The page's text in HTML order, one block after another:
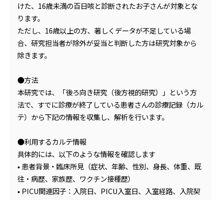
けた、16歳未満の百日咳と診断されたお子さんが対象とな
ります。
ただし、16歳以上の方、著しくデータが不足している場
合、研究担当者が除外が妥当と判断した方は研究対象から
除きます。
●方法
本研究では、「後ろ向き研究（後方視的研究）」という方
法で、すでに診療が終了している患者さんの診療記録（カル
テ）から下記の情報を収集し、解析を行います。
●利用するカルテ情報
具体的には、以下のような情報を確認します
• 患者背景・臨床所見（症状、年齢、性別、身長、体重、既
往・病歴、家族歴、ワクチン接種歴）
• PICU関連因子：入院日、PICU入室日、入室経路、入院契